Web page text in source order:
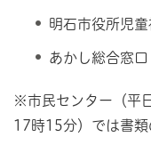
明石市役所児
あかし総合窓
※市民センター（平
17時15分）では書類